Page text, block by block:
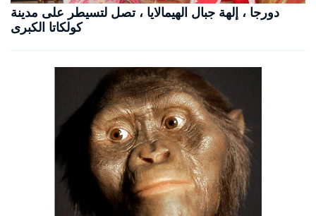
دورجا ، إلهة جبال الهيمالايا ، تصل لتسيطر على مدينة
كولكاتا الكبرى